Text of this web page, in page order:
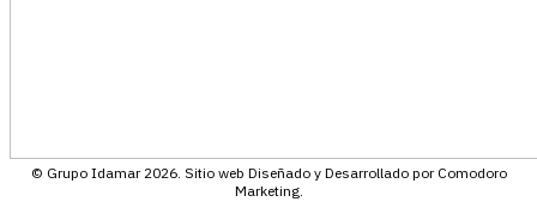
© Grupo Idamar 2026. Sitio web Diseñado y Desarrollado por Comodoro
Marketing.